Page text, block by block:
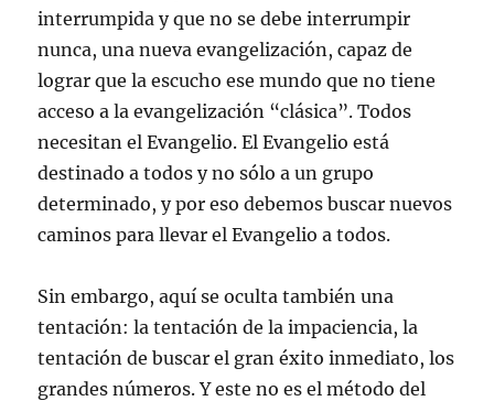
interrumpida y que no se debe interrumpir
nunca, una nueva evangelización, capaz de
lograr que la escucho ese mundo que no tiene
acceso a la evangelización “clásica”. Todos
necesitan el Evangelio. El Evangelio está
destinado a todos y no sólo a un grupo
determinado, y por eso debemos buscar nuevos
caminos para llevar el Evangelio a todos.
Sin embargo, aquí se oculta también una
tentación: la tentación de la impaciencia, la
tentación de buscar el gran éxito inmediato, los
grandes números. Y este no es el método del